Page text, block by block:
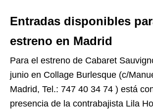
Entradas disponibles
estreno en Madrid
Para el estreno de Cabaret
junio en Collage Burlesque (c/
Madrid, Tel.: 747 40 34 74 ) está
presencia de la contrabajista Lila